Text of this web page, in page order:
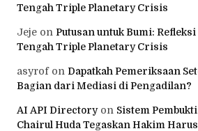
Tengah Triple Planetary Crisis
Jeje on Putusan untuk Bumi:
Tengah Triple Planetary Crisis
asyrofon Dapatkah Pemeriksaan
Bagian dari Mediasi di Pengadilan?
AI API Directoryon Sistem
Chairul Huda Tegaskan Hakim